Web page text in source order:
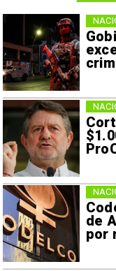
de
por